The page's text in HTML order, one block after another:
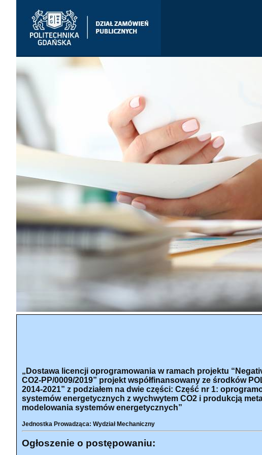
„Dostawa licencji oprogramowania w ramach projektu
CO2-PP/0009/2019” projekt współfinansowany ze środków
2014-2021” z podziałem na dwie części: Część nr 1:
systemów energetycznych z wychwytem CO2 i produkcją
modelowania systemów energetycznych”
Jednostka Prowadząca: Wydział Mechaniczny
Ogłoszenie o postępowaniu: